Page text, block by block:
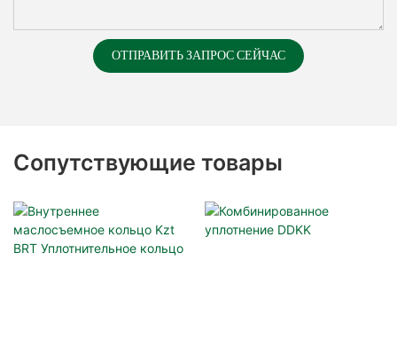
ОТПРАВИТЬ ЗАПРОС СЕЙЧАС
Сопутствующие товары